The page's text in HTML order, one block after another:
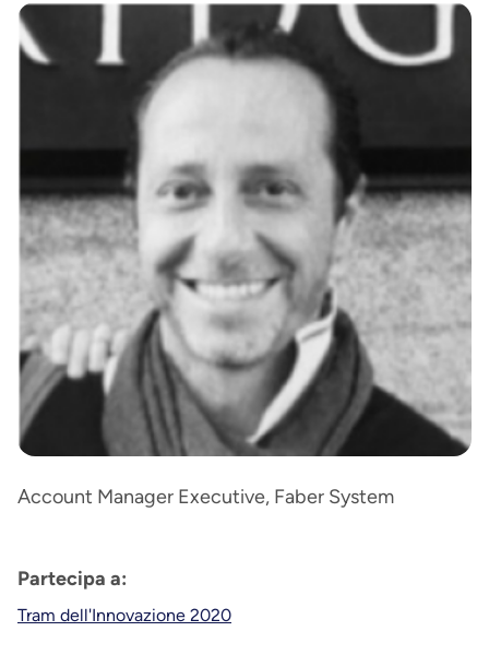
Il nostro network
Account Manager Executive, Faber System
Partecipa a:
Tram dell'Innovazione 2020